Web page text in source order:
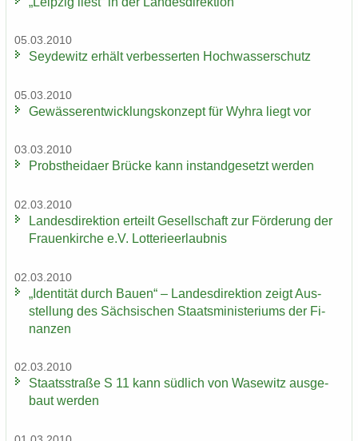
05.03.2010
Sey­de­witz er­hält ver­bes­ser­ten Hoch­was­ser­schutz
05.03.2010
Ge­wäs­ser­ent­wick­lungs­kon­zept für Wyhra liegt vor
03.03.2010
Probst­hei­da­er Brü­cke kann in­stand­ge­setzt wer­den
02.03.2010
Lan­des­di­rek­ti­on er­teilt Ge­sell­schaft zur För­de­rung der
Frau­en­kir­che e.V. Lot­te­rie­er­laub­nis
02.03.2010
„Iden­ti­tät durch Bauen“ – Lan­des­di­rek­ti­on zeigt Aus­
stel­lung des Säch­si­schen Staats­mi­nis­te­ri­ums der Fi­
nan­zen
02.03.2010
Staats­stra­ße S 11 kann süd­lich von Wase­witz aus­ge­
baut wer­den